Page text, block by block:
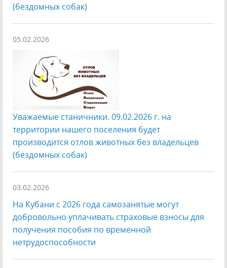
(бездомных собак)
05.02.2026
Уважаемые станичники. 09.02.2026 г. на
территории нашего поселения будет
производится отлов животных без владельцев
(бездомных собак)
03.02.2026
На Кубани с 2026 года самозанятые могут
добровольно уплачивать страховые взносы для
получения пособия по временной
нетрудоспособности